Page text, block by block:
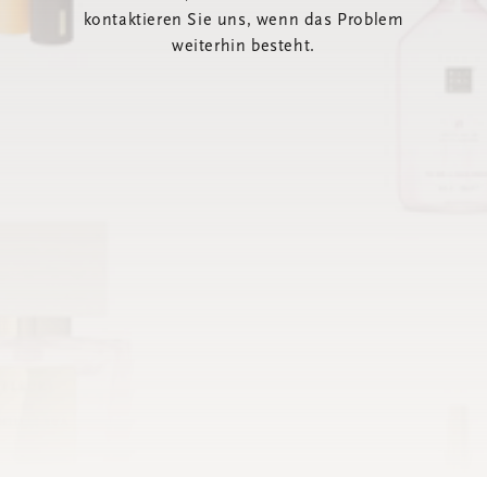
kontaktieren Sie uns, wenn das Problem
weiterhin besteht.